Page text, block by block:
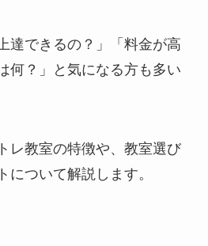
達できるの？」「料金が高
何？」と気になる方も多い
レ教室の特徴や、教室選び
について解説します。